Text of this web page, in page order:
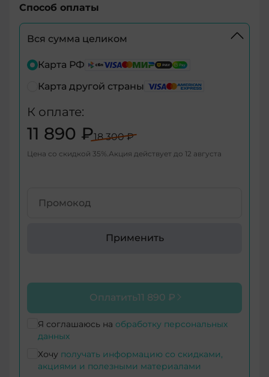
+7
+7
+375
+971
+1-
+355
Способ оплаты
Вся сумма целиком
Карта РФ
Карта другой страны
К оплате:
11 890 ₽18 300 ₽
Цена со скидкой 35% Акция действует до 12 августа
Применить
Оплатить11 890 ₽
Я соглашаюсь на обработку персональных
данных
Хочу получать информацию со скидками,
акциями и полезными материалами